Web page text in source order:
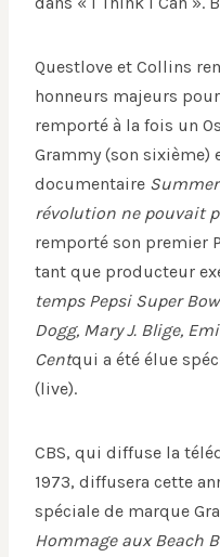
Questlove et Collins
honneurs majeurs
remporté à la fois un
Grammy (son sixième)
documentaire
révolution ne pouvait
remporté son premier
tant que producteur
temps Pepsi Super
Dogg, Mary J. Blige,
Centqui a été élue
(live).
CBS, qui diffuse la
1973, diffusera cette
spéciale de marque
Hommage aux Beach